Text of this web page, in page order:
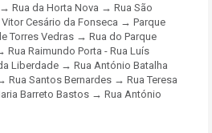
→ Rua da Horta Nova → Rua São
Vitor Cesário da Fonseca → Parque
Torres Vedras → Rua do Parque
Rua Raimundo Porta - Rua Luís
Liberdade → Rua António Batalha
Rua Santos Bernardes → Rua Teresa
Barreto Bastos → Rua António